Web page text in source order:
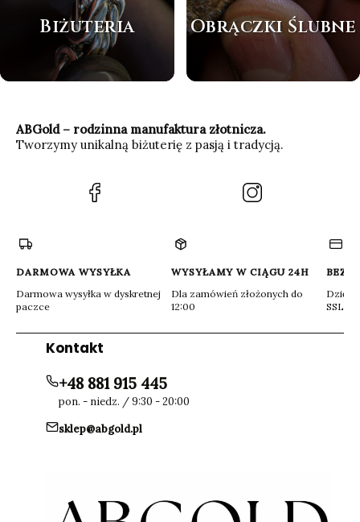
Biżuteria Obrączki Ślubne
ABGold – rodzinna manufaktura złotnicza.
Tworzymy unikalną biżuterię z pasją i tradycją.
(Otwiera
się
DARMOWA WYSYŁKA
Darmowa wysyłka w dyskretnej
paczce
WYSYŁAMY W CIĄGU 24H
Dla zamówień złożonych do
12:00
Dzięki
SSL
Kontakt
+48 881 915 445
pon. - niedz. / 9:30 - 20:00
sklep@abgold.pl